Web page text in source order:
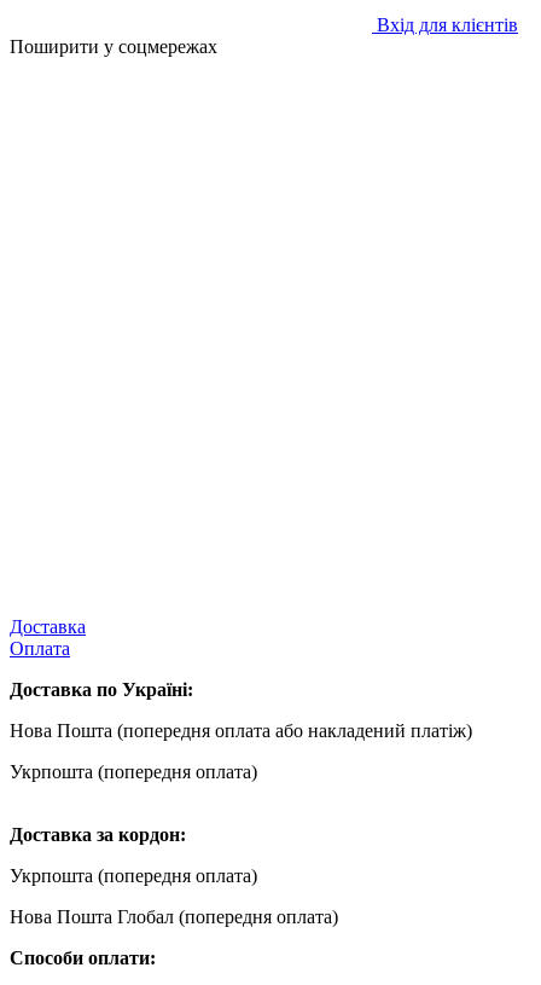
Вхід для клієнтів
Поширити у соцмережах
Доставка
Оплата
Доставка по Україні:
Нова Пошта (попередня оплата або накладений платіж)
Укрпошта (попередня оплата)
Доставка за кордон:
Укрпошта (попередня оплата)
Нова Пошта Глобал (попередня оплата)
Способи оплати: